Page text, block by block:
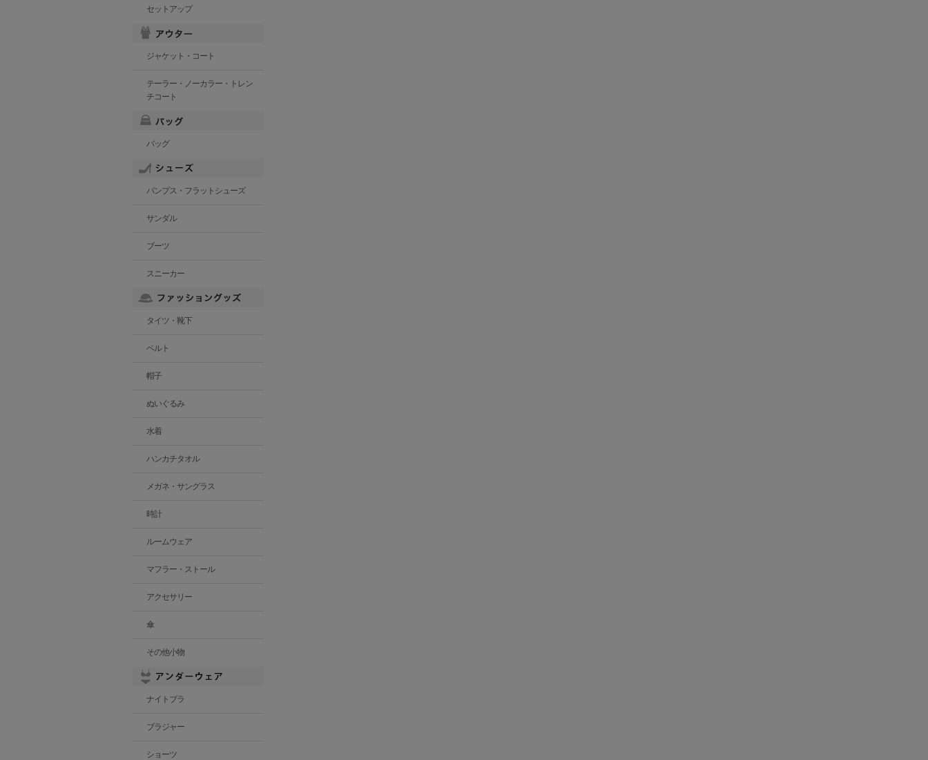
セットアップ
ジャケット・コート
テーラー・ノーカラー・トレン
チコート
バッグ
パンプス・フラットシューズ
サンダル
ブーツ
スニーカー
タイツ・靴下
ベルト
帽子
ぬいぐるみ
水着
ハンカチタオル
メガネ・サングラス
時計
ルームウェア
マフラー・ストール
アクセサリー
傘
その他小物
ナイトブラ
ブラジャー
ショーツ